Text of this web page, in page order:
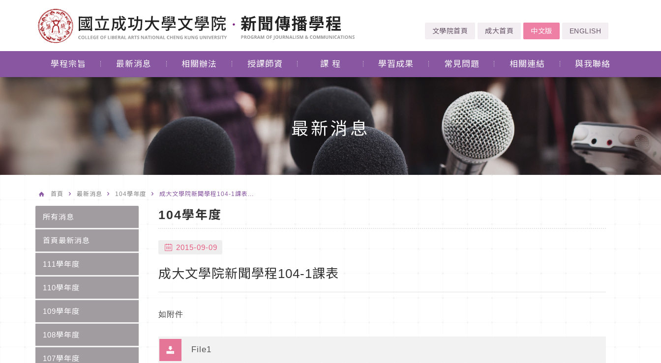
文學院首頁 成大首頁 中文版 ENGLISH
學程宗旨 最新消息 相關辦法 授課師資 課 程 學習成果 常見問題 相關連結 與我聯絡
最新消息
首頁 最新消息 104學年度 成大文學院新聞學程104-1課表...
所有消息
首頁最新消息
111學年度
110學年度
109學年度
108學年度
107學年度
104學年度
2015-09-09
成大文學院新聞學程104-1課表
如附件
File1